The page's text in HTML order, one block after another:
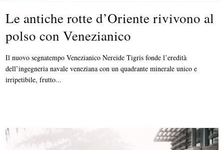
Le antiche rotte d’Oriente rivivono al
polso con Venezianico
Il nuovo segnatempo Venezianico Nereide Tigris fonde l’eredità
dell’ingegneria navale veneziana con un quadrante minerale unico e
irripetibile, frutto...